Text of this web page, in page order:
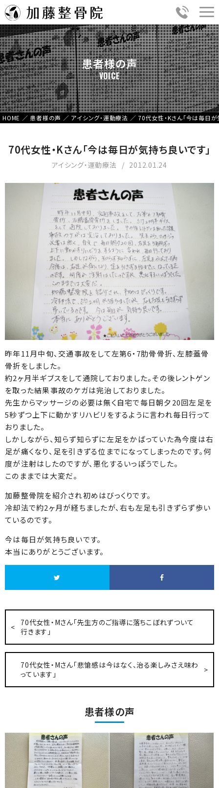
患者様の声
VOICE
HOME ／ 患者様の声 ／ アイシング・運動療法 ／ 70代女性・Kさん「今は毎日が
70代女性・Kさん「今は毎日が気持ち良いです」
アイシング・運動療法 2012.01.24
昨年11月中旬、交通事故をして左第6・7肋骨骨折、左膝蓋骨
骨折をしました。
約2ヶ月半ギブスをして通院しておりました。その後レントゲン
を取った結果事故のケガは完治しておりました。
先生からマッサージの必要は無く自宅で毎日朝夕20回左足を
5秒ずつ上下に動かすリハビリをするように言われ毎日行って
おりました。
しかしながら、知らず知らずに左足をかばっていた為今度は右
足が痛くなり、足を引きずる位までになってしまったのです。何
度が注射はしたのですが、悪化するいっぽうでした。
このままでは大変だ。
加藤整骨院を紹介され初めはびっくりです。
冷却法で約2ヶ月が経ちましたが、右も左足も引きずらず歩い
ているのです。
今は毎日が気持ち良いです。
本当にありがとうございます。
70代女性・Mさん「先生方のご指導に落ちこぼれずついて
行きます」
70代女性・Mさん「悲愴感は今はなく、治る楽しみさえ味わ
っています」
患者様の声